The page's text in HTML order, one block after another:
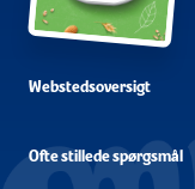
Webstedsoversigt
Ofte stillede spørgsmål